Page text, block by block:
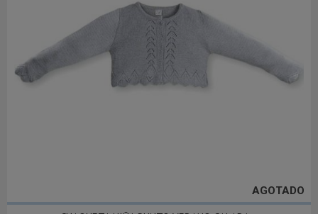
AGOTADO